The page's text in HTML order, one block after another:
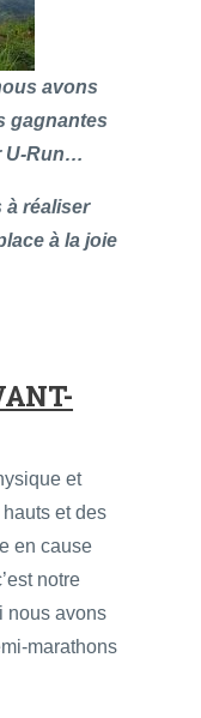
avons
gagnantes
U-Run…
à réaliser
à la joie
et
et des
en cause
notre
nous avons
marathons